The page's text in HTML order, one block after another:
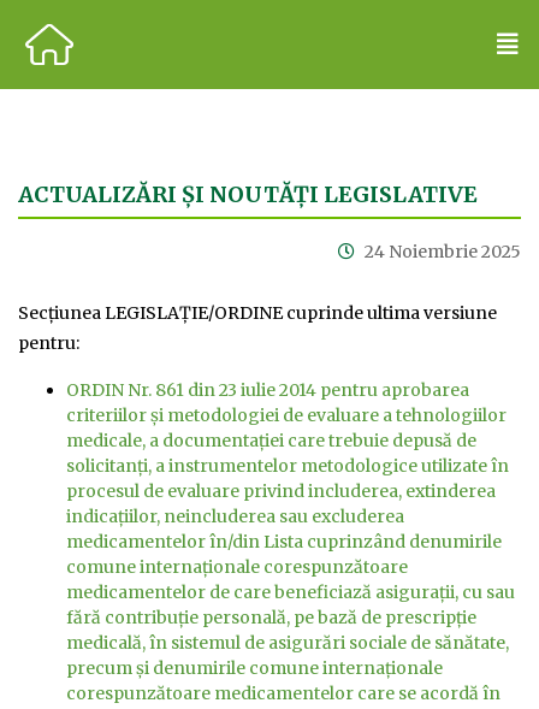
ACTUALIZĂRI ȘI NOUTĂȚI LEGISLATIVE
24 Noiembrie 2025
Secțiunea LEGISLAȚIE/ORDINE cuprinde ultima versiune
pentru:
ORDIN Nr. 861 din 23 iulie 2014 pentru aprobarea
criteriilor şi metodologiei de evaluare a tehnologiilor
medicale, a documentaţiei care trebuie depusă de
solicitanţi, a instrumentelor metodologice utilizate în
procesul de evaluare privind includerea, extinderea
indicaţiilor, neincluderea sau excluderea
medicamentelor în/din Lista cuprinzând denumirile
comune internaţionale corespunzătoare
medicamentelor de care beneficiază asiguraţii, cu sau
fără contribuţie personală, pe bază de prescripţie
medicală, în sistemul de asigurări sociale de sănătate,
precum şi denumirile comune internaţionale
corespunzătoare medicamentelor care se acordă în